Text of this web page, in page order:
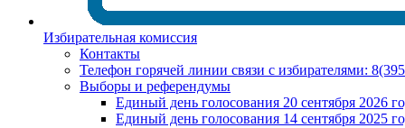
Избирательная комиссия
Контакты
Телефон горячей линии связи с избирателями:
Выборы и референдумы
Единый день голосования 20 сентября 2026
Единый день голосования 14 сентября 2025